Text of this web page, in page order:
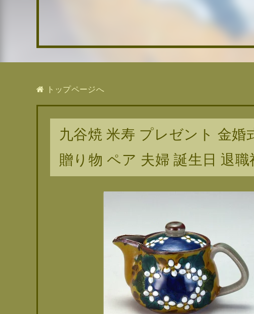
トップページへ
九谷焼 米寿 プレゼント 金婚
贈り物 ペア 夫婦 誕生日 退